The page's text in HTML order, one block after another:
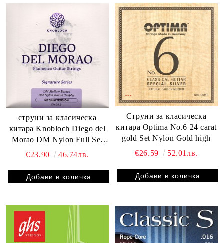
струни за класическа
китара Knobloch Diego del
Morao DM Nylon Full Set
Medium Tension
€23.90 46.74лв.
Струни за класическа
китара Optima No.6 24 carat
gold Set Nylon Gold high
€26.59
52.01лв.